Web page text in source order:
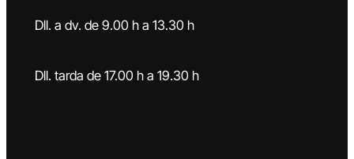
Dll. a dv. de 9.00 h a 13.30 h
Dll. tarda de 17.00 h a 19.30 h